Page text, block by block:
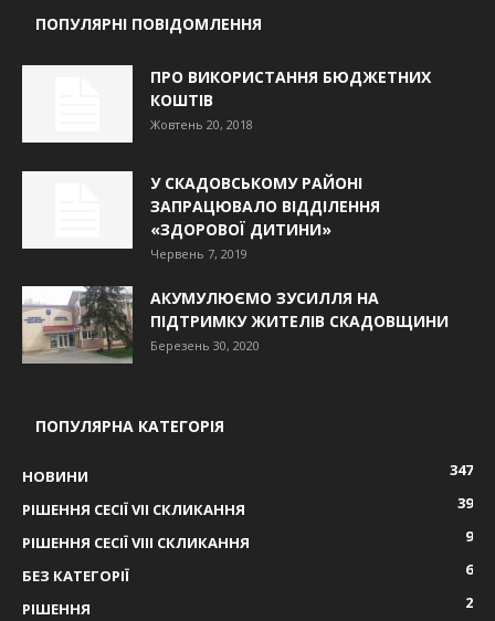
ПОПУЛЯРНІ ПОВІДОМЛЕННЯ
ПРО ВИКОРИСТАННЯ БЮДЖЕТНИХ
КОШТІВ
Жовтень 20, 2018
У СКАДОВСЬКОМУ РАЙОНІ
ЗАПРАЦЮВАЛО ВІДДІЛЕННЯ
«ЗДОРОВОЇ ДИТИНИ»
Червень 7, 2019
АКУМУЛЮЄМО ЗУСИЛЛЯ НА
ПІДТРИМКУ ЖИТЕЛІВ СКАДОВЩИНИ
Березень 30, 2020
ПОПУЛЯРНА КАТЕГОРІЯ
НОВИНИ
347
РІШЕННЯ СЕСІЇ VIІ СКЛИКАННЯ
39
РІШЕННЯ СЕСІЇ VIІІ СКЛИКАННЯ
9
БЕЗ КАТЕГОРІЇ
6
РІШЕННЯ
2